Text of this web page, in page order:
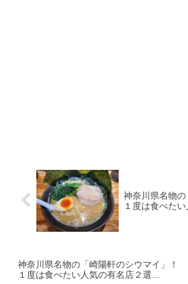
神奈川県名物の
１度は食べた
神奈川県名物の「崎陽軒のシウマイ」！
１度は食べたい人気の有名店２選…